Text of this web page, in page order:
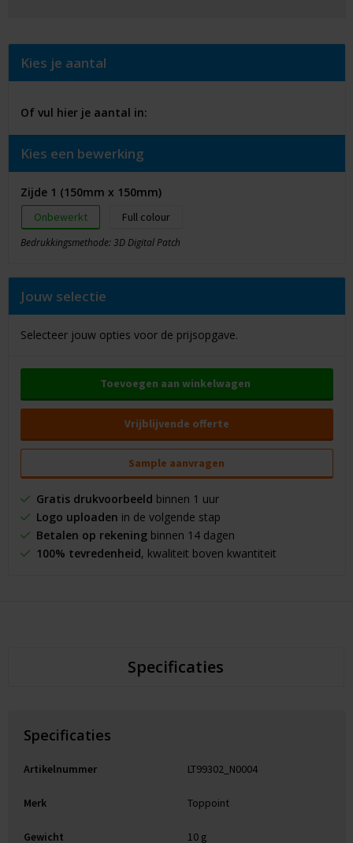
Kies je aantal
Of vul hier je aantal in:
Kies een bewerking
Zijde 1 (150mm x 150mm)
Onbewerkt Full colour
Bedrukkingsmethode: 3D Digital Patch
Jouw selectie
Selecteer jouw opties voor de prijsopgave.
Toevoegen aan winkelwagen
Vrijblijvende offerte
Sample aanvragen
Gratis drukvoorbeeld binnen 1 uur
Logo uploaden in de volgende stap
Betalen op rekeningbinnen 14 dagen
100% tevredenheid, kwaliteit boven kwantiteit
Specificaties
Specificaties
Artikelnummer LT99302_N0004
Merk Toppoint
Gewicht 10 g